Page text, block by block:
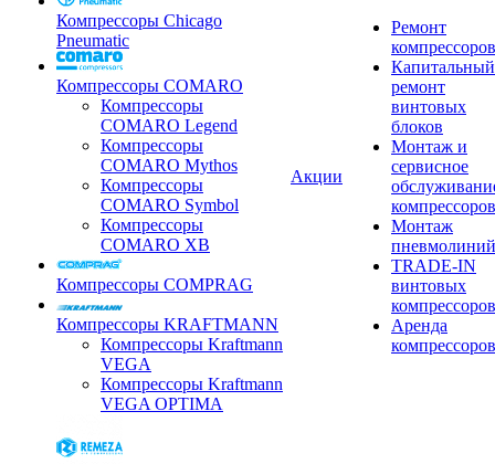
Компрессоры Chicago
Pneumatic
Компрессоры COMARO
Компрессоры
COMARO Legend
Компрессоры
COMARO Mythos
Компрессоры
COMARO Symbol
Компрессоры
COMARO XB
Компрессоры COMPRAG
Компрессоры KRAFTMANN
Компрессоры Kraftmann
VEGA
Компрессоры Kraftmann
VEGA OPTIMA
Акции
Ремонт
компрессоров
Капитальный
ремонт
винтовых
блоков
Монтаж и
сервисное
компрессоров
Монтаж
пневмолиний
TRADE-IN
винтовых
компрессоров
Аренда
компрессоров